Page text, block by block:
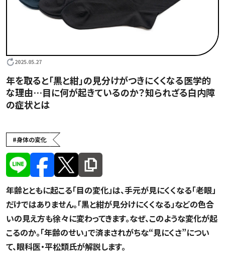
2025.05.27
年を取ると「黒と紺」の見分けがつきにくくなる医学的
な理由…目に何が起きているのか？知られざる白内障
の症状とは
#身体の変化
年齢とともに起こる「目の変化」は、手元が見にくくなる「老眼」
だけではありません。「黒と紺が見分けにくくなる」などの色合
いの見え方も徐々に変わってきます。なぜ、このような変化が起
こるのか。「年齢のせい」で済まされがちな“見にくさ”につい
て、眼科医・平松類氏が解説します。